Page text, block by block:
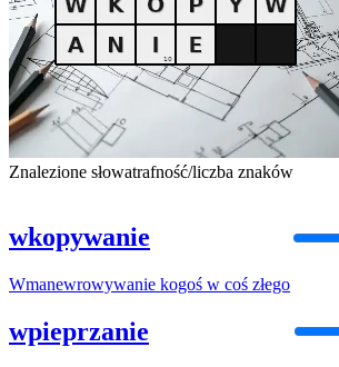
Znalezione słowatrafność/liczba znaków
wkopywanie
Wmanewrowywanie kogoś w coś złego
wpieprzanie